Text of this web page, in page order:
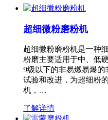
超细微粉磨粉机
超细微粉磨粉机是一种
粉磨主要适用于中、低
9级以下的非易燃易爆的
试验和改进，为超细粉
机，…
了解详情